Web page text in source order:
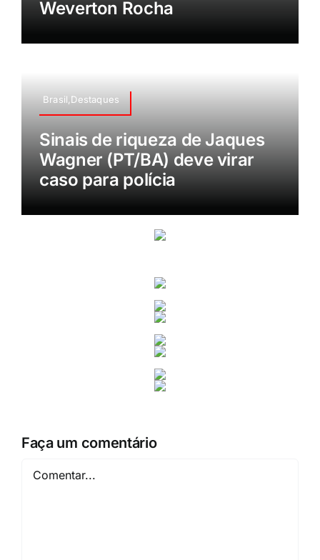
Weverton Rocha
Brasil,Destaques
Sinais de riqueza de Jaques
Wagner (PT/BA) deve virar
caso para polícia
Faça um comentário
Comentar